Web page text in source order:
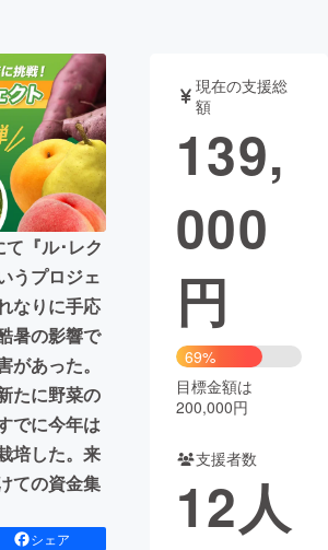
ジー・ガジェット
画 書籍・雑誌
・起業 チャレンジ
り・地域活性化
Social Good
CAMPFIRE Creation
るさと納税
コミュニティ
『ル･レク
うプロジェ
なりに手応
暑の影響で
あった。
たに野菜の
でに今年は
培した。来
ての資金集
シェア
現在の支援総
額
139,
000
円
69%
目標金額は
200,000円
支援者数
12人